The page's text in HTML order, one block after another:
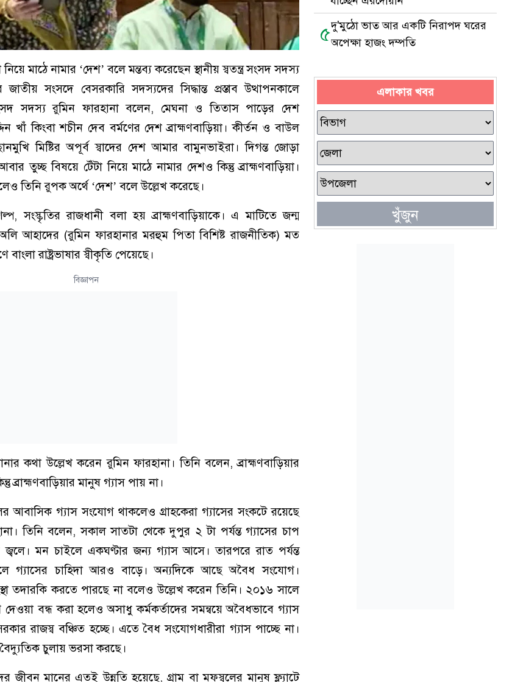
নিয়ে মাঠে নামার ‘দেশ’ বলে মন্তব্য করেছেন স্থানীয় স্বতন্ত্র সংসদ সদস্য
সংসদে বেসরকারি সদস্যদের সিদ্ধান্ত প্রস্তাব উত্থাপনকালে
সদস্য রুমিন ফারহানা বলেন, মেঘনা ও তিতাস পাড়ের দেশ
খাঁ কিংবা শচীন দেব বর্মণের দেশ ব্রাহ্মণবাড়িয়া। কীর্তন ও বাউল
মিষ্টির অপূর্ব স্বাদের দেশ আমার বামুনভাইরা। দিগন্ত জোড়া
তুচ্ছ বিষয়ে টেঁটা নিয়ে মাঠে নামার দেশও কিন্তু ব্রাহ্মণবাড়িয়া।
তিনি রুপক অর্থে ‘দেশ’ বলে উল্লেখ করেছে।
সংস্কৃতির রাজধানী বলা হয় ব্রাহ্মণবাড়িয়াকে। এ মাটিতে জন্ম
অলি আহাদের (রুমিন ফারহানার মরহুম পিতা বিশিষ্ট রাজনীতিক) মত
বাংলা রাষ্ট্রভাষার স্বীকৃতি পেয়েছে।
বিজ্ঞাপন
কথা উল্লেখ করেন রুমিন ফারহানা। তিনি বলেন, ব্রাহ্মণবাড়িয়ার
ব্রাহ্মণবাড়িয়ার মানুষ গ্যাস পায় না।
আবাসিক গ্যাস সংযোগ থাকলেও গ্রাহকেরা গ্যাসের সংকটে রয়েছে
তিনি বলেন, সকাল সাতটা থেকে দুপুর ২ টা পর্যন্ত গ্যাসের চাপ
জ্বলে। মন চাইলে একঘণ্টার জন্য গ্যাস আসে। তারপরে রাত পর্যন্ত
গ্যাসের চাহিদা আরও বাড়ে। অন্যদিকে আছে অবৈধ সংযোগ।
তদারকি করতে পারছে না বলেও উল্লেখ করেন তিনি। ২০১৬ সালে
দেওয়া বন্ধ করা হলেও অসাধু কর্মকর্তাদের সমন্বয়ে অবৈধভাবে গ্যাস
রাজস্ব বঞ্চিত হচ্ছে। এতে বৈধ সংযোগধারীরা গ্যাস পাচ্ছে না।
চুলায় ভরসা করছে।
জীবন মানের এতই উন্নতি হয়েছে, গ্রাম বা মফস্বলের মানুষ ফ্ল্যাটে
৫দু'মুঠো ভাত আর একটি নিরাপদ ঘরের
অপেক্ষা হাজং দম্পতি
এলাকার খবর
খুঁজুন